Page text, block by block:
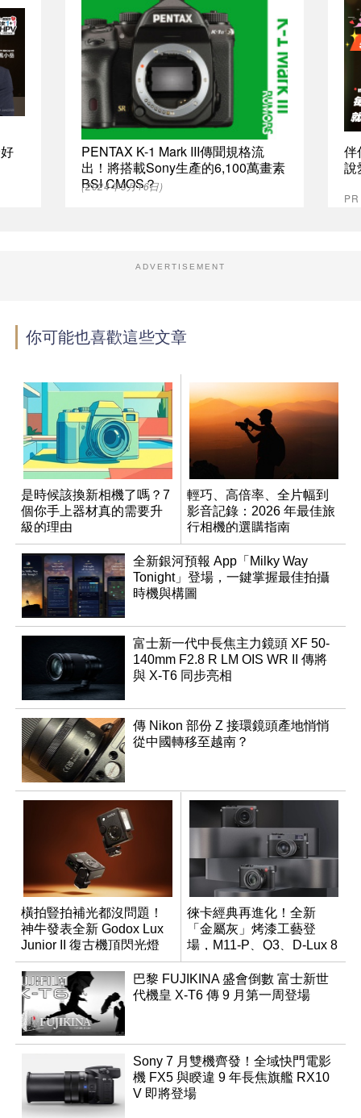
PENTAX K-1 Mark III傳聞規格流
出！將搭載Sony生產的6,100萬畫素
BSI CMOS？
(2024年9月16日)
伴
說
ADVERTISEMENT
你可能也喜歡這些文章
是時候該換新相機了嗎？7
個你手上器材真的需要升
級的理由
輕巧、高倍率、全片幅到
影音記錄：2026 年最佳旅
行相機的選購指南
全新銀河預報 App「Milky Way
Tonight」登場，一鍵掌握最佳拍攝
時機與構圖
富士新一代中長焦主力鏡頭 XF 50-
140mm F2.8 R LM OIS WR II 傳將
與 X-T6 同步亮相
傳 Nikon 部份 Z 接環鏡頭產地悄悄
從中國轉移至越南？
橫拍豎拍補光都沒問題！
神牛發表全新 Godox Lux
Junior II 復古機頂閃光燈
徠卡經典再進化！全新
「金屬灰」烤漆工藝登
場，M11-P、Q3、D-Lux 8
領銜換裝
巴黎 FUJIKINA 盛會倒數 富士新世
代機皇 X-T6 傳 9 月第一周登場
Sony 7 月雙機齊發！全域快門電影
機 FX5 與睽違 9 年長焦旗艦 RX10
V 即將登場